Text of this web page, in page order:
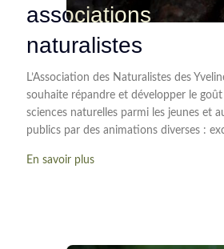
associations
naturalistes
L’Association des Naturalistes des
souhaite répandre et développer le goût
sciences naturelles parmi les jeunes et
publics par des animations diverses :
En savoir plus